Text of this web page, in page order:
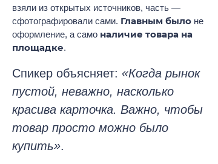
взяли из открытых источников, часть —
сфотографировали сами. Главным было не
оформление, а само наличие товара на
площадке.
Спикер объясняет: «Когда рынок
пустой, неважно, насколько
красива карточка. Важно, чтобы
товар просто можно было
купить».